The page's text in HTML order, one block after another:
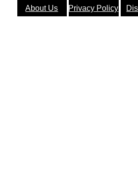
About Us Privacy Policy